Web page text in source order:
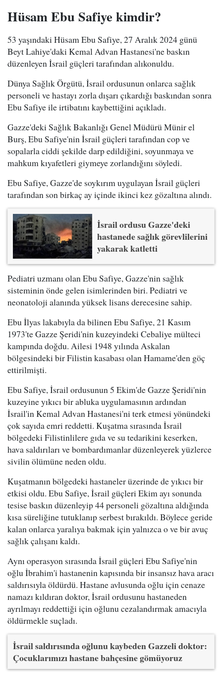
Hüsam Ebu Safiye kimdir?
53 yaşındaki Hüsam Ebu Safiye, 27 Aralık 2024 günü
Beyt Lahiye'daki Kemal Advan Hastanesi'ne baskın
düzenleyen İsrail güçleri tarafından alıkonuldu.
Dünya Sağlık Örgütü, İsrail ordusunun onlarca sağlık
personeli ve hastayı zorla dışarı çıkardığı baskından sonra
Ebu Safiye ile irtibatını kaybettiğini açıkladı.
Gazze'deki Sağlık Bakanlığı Genel Müdürü Münir el
Burş, Ebu Safiye'nin İsrail güçleri tarafından cop ve
sopalarla ciddi şekilde darp edildiğini, soyunmaya ve
mahkum kıyafetleri giymeye zorlandığını söyledi.
Ebu Safiye, Gazze'de soykırım uygulayan İsrail güçleri
tarafından son birkaç ay içinde ikinci kez gözaltına alındı.
İsrail ordusu Gazze'deki
hastanede sağlık görevlilerini
yakarak katletti
Pediatri uzmanı olan Ebu Safiye, Gazze'nin sağlık
sisteminin önde gelen isimlerinden biri. Pediatri ve
neonatoloji alanında yüksek lisans derecesine sahip.
Ebu İlyas lakabıyla da bilinen Ebu Safiye, 21 Kasım
1973'te Gazze Şeridi'nin kuzeyindeki Cebaliye mülteci
kampında doğdu. Ailesi 1948 yılında Askalan
bölgesindeki bir Filistin kasabası olan Hamame'den göç
ettirilmişti.
Ebu Safiye, İsrail ordusunun 5 Ekim'de Gazze Şeridi'nin
kuzeyine yıkıcı bir abluka uygulamasının ardından
İsrail'in Kemal Advan Hastanesi'ni terk etmesi yönündeki
çok sayıda emri reddetti. Kuşatma sırasında İsrail
bölgedeki Filistinlilere gıda ve su tedarikini keserken,
hava saldırıları ve bombardımanlar düzenleyerek yüzlerce
sivilin ölümüne neden oldu.
Kuşatmanın bölgedeki hastaneler üzerinde de yıkıcı bir
etkisi oldu. Ebu Safiye, İsrail güçleri Ekim ayı sonunda
tesise baskın düzenleyip 44 personeli gözaltına aldığında
kısa süreliğine tutuklanıp serbest bırakıldı. Böylece geride
kalan onlarca yaralıya bakmak için yalnızca o ve bir avuç
sağlık çalışanı kaldı.
Aynı operasyon sırasında İsrail güçleri Ebu Safiye'nin
oğlu İbrahim'i hastanenin kapısında bir insansız hava aracı
saldırısıyla öldürdü. Hastane avlusunda oğlu için cenaze
namazı kıldıran doktor, İsrail ordusunu hastaneden
ayrılmayı reddettiği için oğlunu cezalandırmak amacıyla
öldürmekle suçladı.
İsrail saldırısında oğlunu kaybeden Gazzeli doktor:
Çocuklarımızı hastane bahçesine gömüyoruz